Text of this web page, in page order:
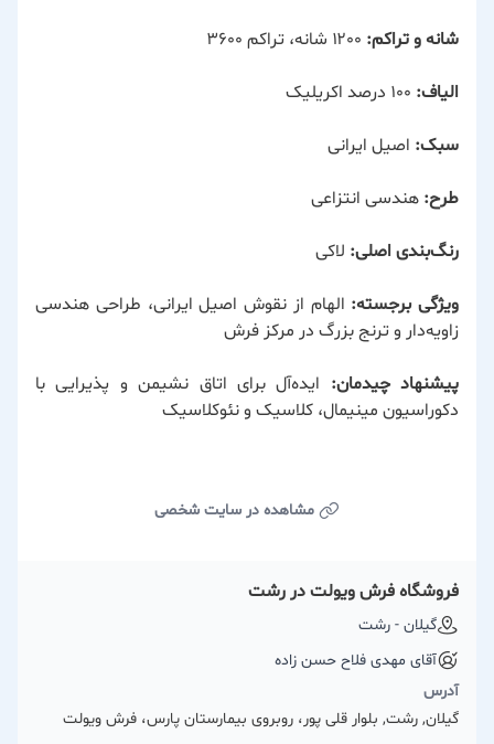
شانه و تراکم:
الیاف:
سبک: اصیل ایرانی
طرح: هندسی انتزاعی
رنگ‌بندی اصلی: لاکی
ویژگی برجسته: الهام از نقوش اصیل ایرانی، طراحی هندسی
زاویه‌دار و ترنج بزرگ در مرکز فرش
پیشنهاد چیدمان: ایده‌آل برای اتاق نشیمن و پذیرایی با
دکوراسیون مینیمال، کلاسیک و نئوکلاسیک
مشاهده در سایت شخصی
فروشگاه فرش ویولت در رشت
گیلان - رشت
آقای مهدی فلاح حسن زاده
آدرس
گیلان, رشت, بلوار قلی پور، روبروی بیمارستان پارس، فرش ویولت